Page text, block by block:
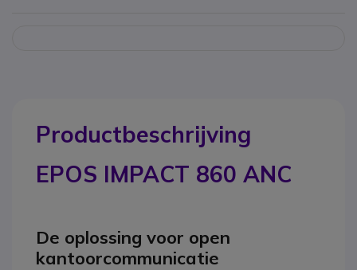
Productbeschrijving
EPOS IMPACT 860 ANC
De oplossing voor open
kantoorcommunicatie